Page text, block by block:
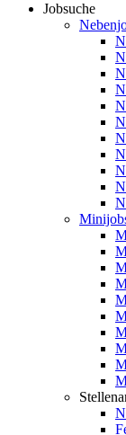
Jobsuche